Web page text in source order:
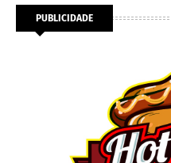
PUBLICIDADE